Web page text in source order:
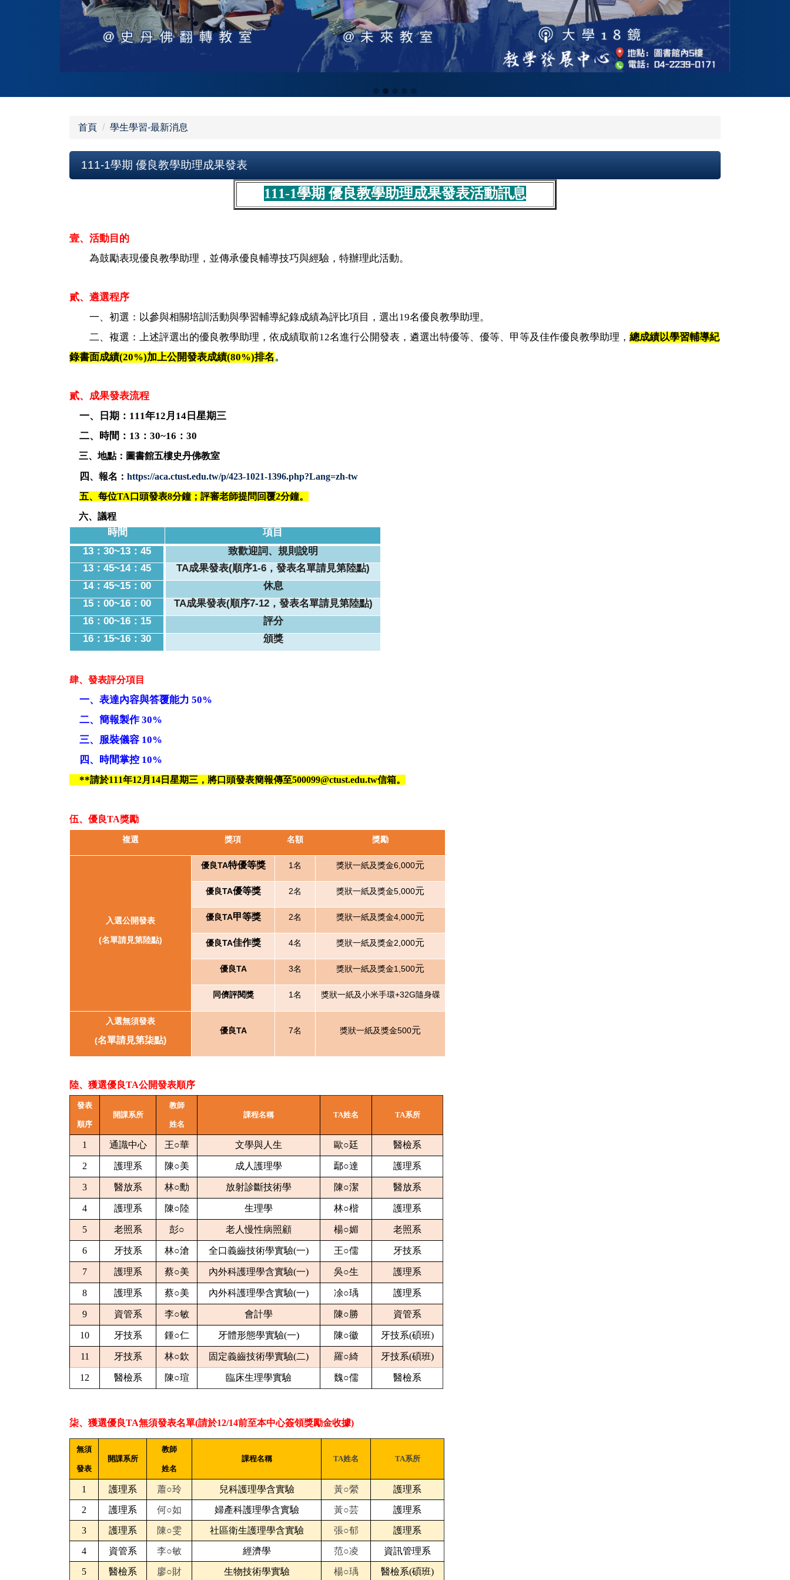
首頁 學生學習-最新消息
111-1學期 優良教學助理成果發表
111-1學期 優良教學助理成果發表活動訊息
壹、活動目的
為鼓勵表現優良教學助理，並傳承優良輔導技巧與經驗，特辦理此活動。
貳、遴選程序
一、初選：以參與相關培訓活動與學習輔導紀錄成績為評比項目，選出19名優良教學助理。
二、複選：上述評選出的優良教學助理，依成績取前12名進行公開發表，遴選出特優等、優等、甲等及佳作優良教學助理， 總成績以學習輔導紀
錄書面成績(20%)加上公開發表成績(80%)排名。
貳、成果發表流程
一、日期：111年12月14日星期三
二、時間：13：30~16：30
三、地點：圖書館五樓史丹佛教室
四、報名： https://aca.ctust.edu.tw/p/423-1021-1396.php?Lang=zh-tw
五、每位TA口頭發表8分鐘；評審老師提問回覆2分鐘。
六、議程
時間
項目
13：30~13：45
致歡迎詞、規則說明
13：45~14：45 TA成果發表(順序1-6，發表名單請見第陸點)
14：45~15：00
休息
15：00~16：00 TA成果發表(順序7-12，發表名單請見第陸點)
16：00~16：15
評分
16：15~16：30 頒獎
肆、發表評分項目
一、表達內容與答覆能力 50%
二、 簡報製作 30%
三、服裝儀容 10%
四、 時間掌控 10%
**請於111年12月14日星期三，將口頭發表簡報傳至500099@ctust.edu.tw信箱。
伍、優良TA獎勵
複選 獎項 名額 獎勵
入選公開發表
(名單請見第陸點)
優良TA特優等獎 1名 獎狀一紙及獎金6,000元
優良TA優等獎 2名 獎狀一紙及獎金5,000元
優良TA甲等獎 2名 獎狀一紙及獎金4,000元
優良TA佳作獎 4名 獎狀一紙及獎金2,000元
優良TA 3名 獎狀一紙及獎金1,500元
同儕評閱獎 1名 獎狀一紙及小米手環+32G隨身碟
入選無須發表
(名單請見第柒點)
優良TA 7名 獎狀一紙及獎金500元
陸、獲選優良TA公開發表順序
發表
順序
開課系所
教師
姓名
課程名稱 TA姓名 TA系所
1 通識中心 王○華 文學與人生 歐○廷 醫檢系
2 護理系 陳○美 成人護理學 鄢○達 護理系
3 醫放系 林○勳 放射診斷技術學 陳○潔 醫放系
4 護理系 陳○陸 生理學 林○楷 護理系
5 老照系 彭○ 老人慢性病照顧 楊○媚 老照系
6 牙技系 林○滄 全口義齒技術學實驗(一) 王○儒 牙技系
7 護理系 蔡○美 內外科護理學含實驗(一) 吳○生 護理系
8 護理系 蔡○美 內外科護理學含實驗(一) 凃○瑀 護理系
9 資管系 李○敏 會計學 陳○勝 資管系
10 牙技系 鍾○仁 牙體形態學實驗(一) 陳○徽 牙技系(碩班)
11 牙技系 林○欽 固定義齒技術學實驗(二) 羅○綺 牙技系(碩班)
12 醫檢系 陳○瑄 臨床生理學實驗 魏○儒 醫檢系
柒、獲選優良TA無須發表名單(請於12/14前至本中心簽領獎勵金收據)
無須
發表
開課系所
教師
姓名
課程名稱 TA姓名 TA系所
1 護理系 蕭○玲 兒科護理學含實驗 黃○縈 護理系
2 護理系 何○如 婦產科護理學含實驗 黃○芸 護理系
3 護理系 陳○雯 社區衛生護理學含實驗 張○郁 護理系
4 資管系 李○敏 經濟學 范○凌 資訊管理系
5 醫檢系 廖○財 生物技術學實驗 楊○瑀 醫檢系(碩班)